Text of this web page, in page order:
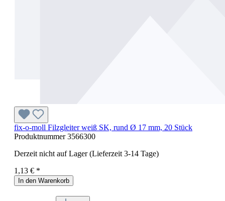
fix-o-moll Filzgleiter weiß SK, rund Ø 17 mm, 20 Stück
Produktnummer3566300
Derzeit nicht auf Lager (Lieferzeit 3-14 Tage)
1,13 € *
In den Warenkorb